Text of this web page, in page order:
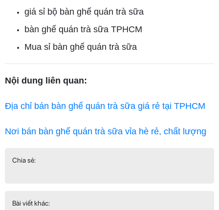
giá sỉ bộ bàn ghế quán trà sữa
bàn ghế quán trà sữa TPHCM
Mua sỉ bàn ghế quán trà sữa
Nội dung liên quan:
Địa chỉ bán bàn ghế quán trà sữa giá rẻ tại TPHCM
Nơi bán bàn ghế quán trà sữa vỉa hè rẻ, chất lượng
Chia sẻ:
Bài viết khác: